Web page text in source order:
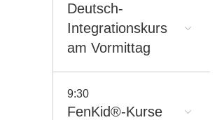
Deutsch-
Integrationskurs
am Vormittag
9:30
FenKid®-Kurse